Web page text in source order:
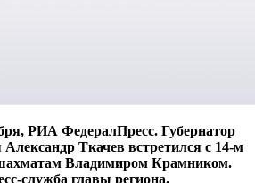
РИА ФедералПресс. Губернатор
Ткачев встретился с 14-м
Владимиром Крамником.
служба главы региона.